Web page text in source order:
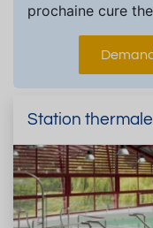
prochaine cure
Station